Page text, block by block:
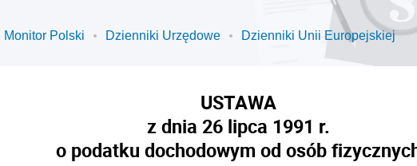
Monitor Polski Dzienniki Urzędowe Dzienniki Unii Europejskiej
USTAWA
z dnia 26 lipca 1991 r.
o podatku dochodowym od osób